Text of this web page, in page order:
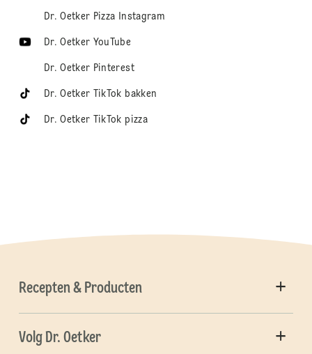
Dr. Oetker Pizza Instagram
Dr. Oetker YouTube
Dr. Oetker Pinterest
Dr. Oetker TikTok bakken
Dr. Oetker TikTok pizza
Recepten & Producten
Volg Dr. Oetker